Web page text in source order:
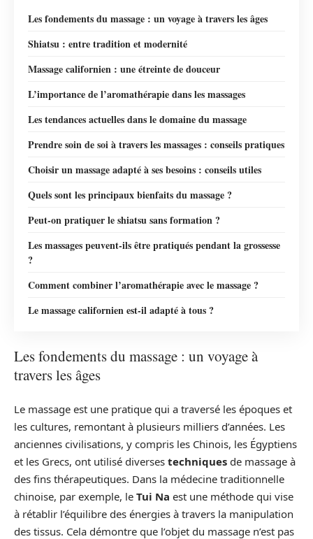
Les fondements du massage : un voyage à travers les âges
Shiatsu : entre tradition et modernité
Massage californien : une étreinte de douceur
L’importance de l’aromathérapie dans les massages
Les tendances actuelles dans le domaine du massage
Prendre soin de soi à travers les massages : conseils pratiques
Choisir un massage adapté à ses besoins : conseils utiles
Quels sont les principaux bienfaits du massage ?
Peut-on pratiquer le shiatsu sans formation ?
Les massages peuvent-ils être pratiqués pendant la grossesse
?
Comment combiner l’aromathérapie avec le massage ?
Le massage californien est-il adapté à tous ?
Les fondements du massage : un voyage à
travers les âges
Le massage est une pratique qui a traversé les époques et
les cultures, remontant à plusieurs milliers d’années. Les
anciennes civilisations, y compris les Chinois, les Égyptiens
et les Grecs, ont utilisé diverses techniques de massage à
des fins thérapeutiques. Dans la médecine traditionnelle
chinoise, par exemple, le Tui Na est une méthode qui vise
à rétablir l’équilibre des énergies à travers la manipulation
des tissus. Cela démontre que l’objet du massage n’est pas